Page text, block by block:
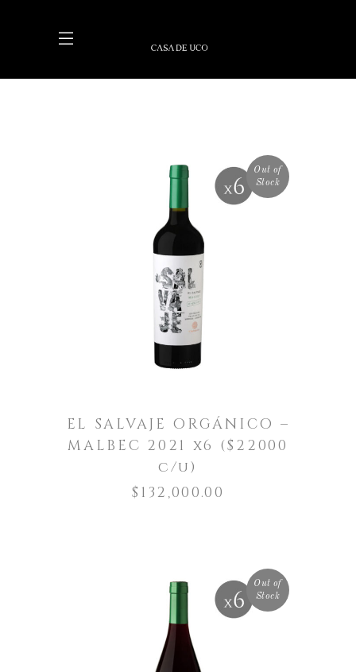
Out of
Stock
LEER MÁS
EL SALVAJE ORGÁNICO –
MALBEC 2021 x6 ($22000
c/u)
$ 132,000.00
Out of
Stock